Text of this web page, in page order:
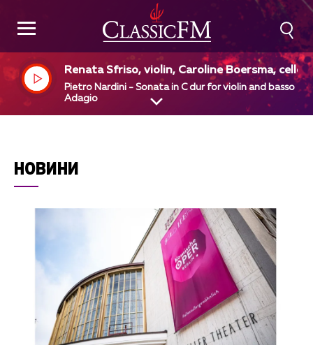
Renata Sfriso, violin, Caroline Boersma, cello
Pietro Nardini - Sonata in C dur for violin and basso - 1
Adagio
НОВИНИ